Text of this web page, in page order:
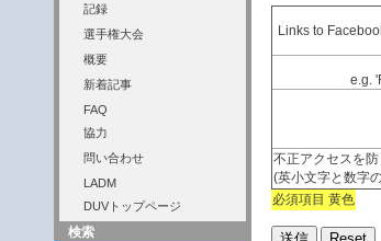
記録
選手権大会
概要
新着記事
FAQ
協力
問い合わせ
LADM
DUVトップページ
検索
Links to
e.g.
不正アクセスを
(英小文字と数字
必須項目 黄色